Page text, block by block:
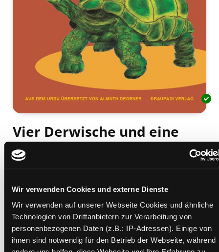
Wir verwenden Cookies und externe Dienste
Wir verwenden auf unserer Webseite Cookies und ähnliche
Technologien von Drittanbietern zur Verarbeitung von
personenbezogenen Daten (z.B.: IP-Adressen). Einige von
ihnen sind notwendig für den Betrieb der Webseite, während
Vier Derwische und eine
Schildkröte
Verfasser:Suche nach diesem Verfasser
Raza, Syed Kashif (Verfasser)
Beschreibung ein-/ausblenden
Mehr Informationen ein-/ausblenden